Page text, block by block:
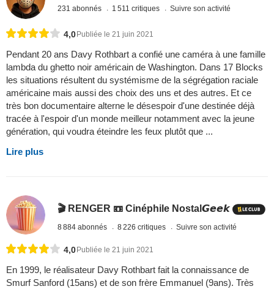
231 abonnés 1 511 critiques Suivre son activité
4,0Publiée le 21 juin 2021
Pendant 20 ans Davy Rothbart a confié une caméra à une famille
lambda du ghetto noir américain de Washington. Dans 17 Blocks
les situations résultent du systémisme de la ségrégation raciale
américaine mais aussi des choix des uns et des autres. Et ce
très bon documentaire alterne le désespoir d'une destinée déjà
tracée à l'espoir d'un monde meilleur notamment avec la jeune
génération, qui voudra éteindre les feux plutôt que ...
Lire plus
🎬 RENGER 📼 Cinéphile Nostal𝙂𝙚𝙚𝙠
8 884 abonnés 8 226 critiques Suivre son activité
4,0 Publiée le 21 juin 2021
En 1999, le réalisateur Davy Rothbart fait la connaissance de
Smurf Sanford (15ans) et de son frère Emmanuel (9ans). Très